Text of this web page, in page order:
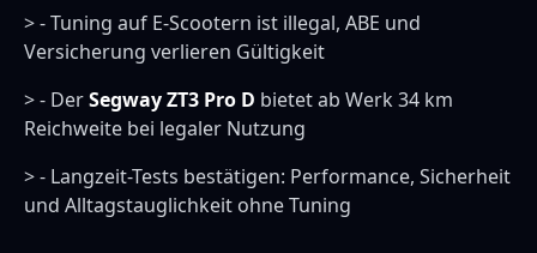
> - Tuning auf E-Scootern ist illegal, ABE und
Versicherung verlieren Gültigkeit
> - DerSegway ZT3 Pro D bietet ab Werk 34 km
Reichweite bei legaler Nutzung
> - Langzeit-Tests bestätigen: Performance, Sicherheit
und Alltagstauglichkeit ohne Tuning